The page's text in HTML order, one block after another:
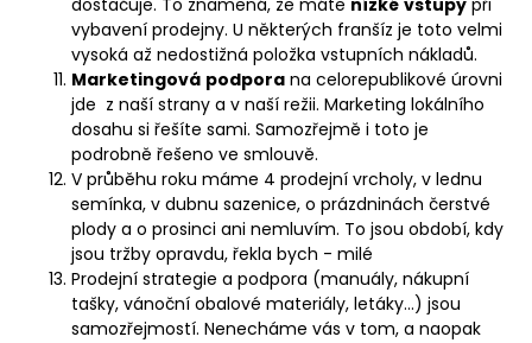
dostačuje. To znamená, že máte nízké vstupy při
vybavení prodejny. U některých franšíz je toto velmi
vysoká až nedostižná položka vstupních nákladů.
Marketingová podpora na celorepublikové úrovni
jde z naší strany a v naší režii. Marketing lokálního
dosahu si řešíte sami. Samozřejmě i toto je
podrobně řešeno ve smlouvě.
V průběhu roku máme 4 prodejní vrcholy, v lednu
semínka, v dubnu sazenice, o prázdninách čerstvé
plody a o prosinci ani nemluvím. To jsou období, kdy
jsou tržby opravdu, řekla bych - milé
Prodejní strategie a podpora (manuály, nákupní
tašky, vánoční obalové materiály, letáky…) jsou
samozřejmostí. Nenecháme vás v tom, a naopak